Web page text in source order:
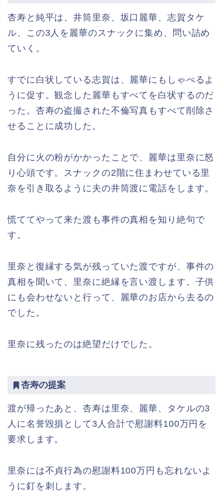
杏寿と純平は、井筒里奈、坂口麗華、志賀タケ
ル、この3人を麗華のスナックに集め、問い詰め
ていく。
すでに白状している志賀は、麗華にもしゃべるよ
うに促す。観念した麗華もすべてを白状するのだ
った。杏寿の盗撮された不倫写真もすべて削除さ
せることに成功した。
自分に火の粉がかかったことで、麗華は里奈に怒
り心頭です。スナックの2階に住まわせている里
奈を引き取るように夫の井筒渡に電話をします。
慌ててやって来た渡も事件の真相を知り絶句で
す。
里奈と復縁する気が残っていた渡ですが、事件の
真相を聞いて、里奈に絶縁を言い渡します。子供
にも会わせないと行って、麗華のお店から去るの
でした。
里奈に残ったのは絶望だけでした。
杏寿の提案
渡が帰ったあと、杏寿は里奈、麗華、タケルの3
人に名誉毀損として3人合計で慰謝料100万円を
要求します。
里奈には不貞行為の慰謝料100万円も忘れないよ
うに釘を刺します。